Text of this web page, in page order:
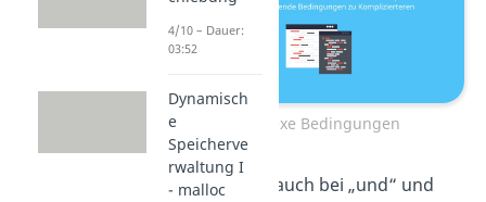
komplexe Bedingungen
Ähnlich ist es auch bei „und“ und
4/10 – Dauer:
03:52
Dynamisch
e
Speicherve
rwaltung I
- malloc